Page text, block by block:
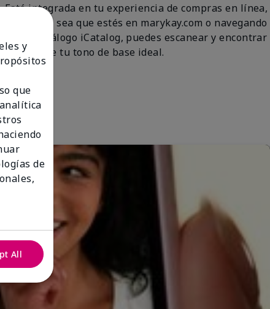
Está integrada en tu experiencia de compras en línea,
así que ya sea que estés en marykay.com o navegando
por el catálogo iCatalog, puedes escanear y encontrar
fácilmente tu tono de base ideal.
y
que
de
All